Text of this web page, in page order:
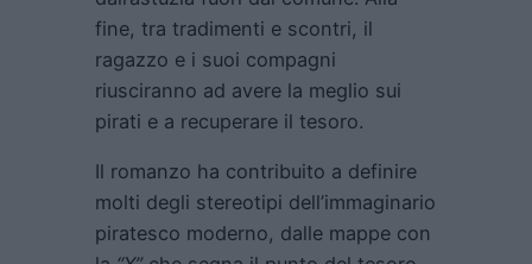
fine, tra tradimenti e scontri, il
ragazzo e i suoi compagni
riusciranno ad avere la meglio sui
pirati e a recuperare il tesoro.
Il romanzo ha contribuito a definire
molti degli stereotipi dell’immaginario
piratesco moderno, dalle mappe con